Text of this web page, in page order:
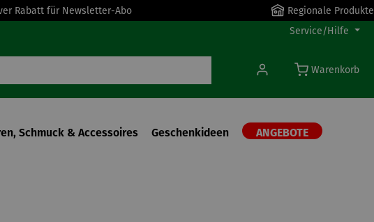
Rabatt für Newsletter-Abo
Regionale Produkte
Service/Hilfe
Warenkorb
Schmuck & Accessoires Geschenkideen ANGEBOTE